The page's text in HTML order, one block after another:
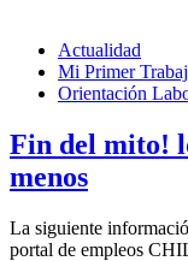
Actualidad
Mi Primer
Orientación
Fin del mito!
menos
La siguiente
portal de empleos